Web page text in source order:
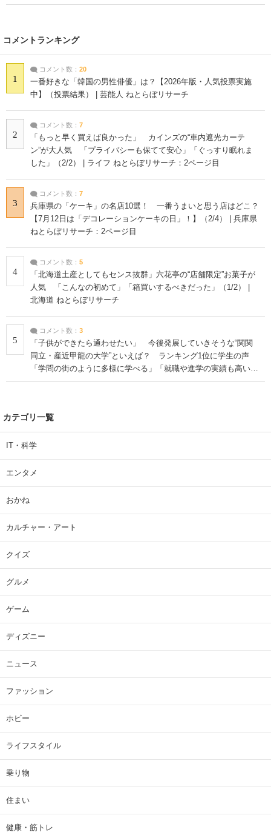
コメントランキング
1
コメント数： 20
一番好きな「韓国の男性俳優」は？【2026年版・人気投票実施
中】（投票結果） | 芸能人 ねとらぼリサーチ
2
コメント数： 7
「もっと早く買えば良かった」 カインズの“車内遮光カーテ
ン”が大人気 「プライバシーも保てて安心」「ぐっすり眠れま
した」（2/2） | ライフ ねとらぼリサーチ：2ページ目
3
コメント数： 7
兵庫県の「ケーキ」の名店10選！ 一番うまいと思う店はどこ？
【7月12日は「デコレーションケーキの日」！】（2/4） | 兵庫県
ねとらぼリサーチ：2ページ目
4
コメント数： 5
「北海道土産としてもセンス抜群」六花亭の“店舗限定”お菓子が
人気 「こんなの初めて」「箱買いするべきだった」（1/2） |
北海道 ねとらぼリサーチ
5
コメント数： 3
「子供ができたら通わせたい」 今後発展していきそうな“関関
同立・産近甲龍の大学”といえば？ ランキング1位に学生の声
「学問の街のように多様に学べる」「就職や進学の実績も高い」
| 大学 ねとらぼリサーチ
カテゴリ一覧
IT・科学
エンタメ
おかね
カルチャー・アート
クイズ
グルメ
ゲーム
ディズニー
ニュース
ファッション
ホビー
ライフスタイル
乗り物
住まい
健康・筋トレ